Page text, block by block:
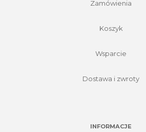
Zamówienia
Koszyk
Wsparcie
Dostawa i zwroty
INFORMACJE